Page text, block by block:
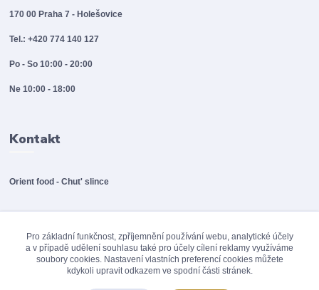
170 00 Praha 7 - Holešovice
Tel.: +420 774 140 127
Po - So 10:00 - 20:00
Ne 10:00 - 18:00
Kontakt
Orient food - Chut' slince
Pro základní funkčnost, zpříjemnění používání webu, analytické účely
a v případě udělení souhlasu také pro účely cílení reklamy využíváme
soubory cookies. Nastavení vlastních preferencí cookies můžete
kdykoli upravit odkazem ve spodní části stránek.